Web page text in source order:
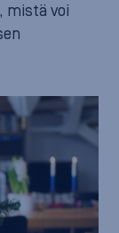
mistä voi